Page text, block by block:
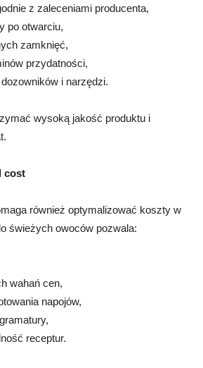
z zaleceniami producenta,
po otwarciu,
zamknięć,
przydatności,
i narzędzi.
wysoką jakość produktu i
cost
również optymalizować koszty w
świeżych owoców pozwala:
wahań cen,
napojów,
receptur.